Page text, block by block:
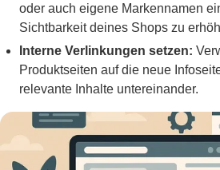
oder auch eigene Markennamen
Sichtbarkeit deines Shops zu
Interne Verlinkungen setzen:
Produktseiten auf die neue
relevante Inhalte untereinander.